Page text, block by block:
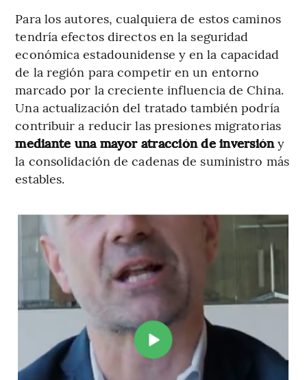
Para los autores, cualquiera de estos caminos
tendría efectos directos en la seguridad
económica estadounidense y en la capacidad
de la región para competir en un entorno
marcado por la creciente influencia de China.
Una actualización del tratado también podría
contribuir a reducir las presiones migratorias
mediante una mayor atracción de inversióny
la consolidación de cadenas de suministro más
estables.